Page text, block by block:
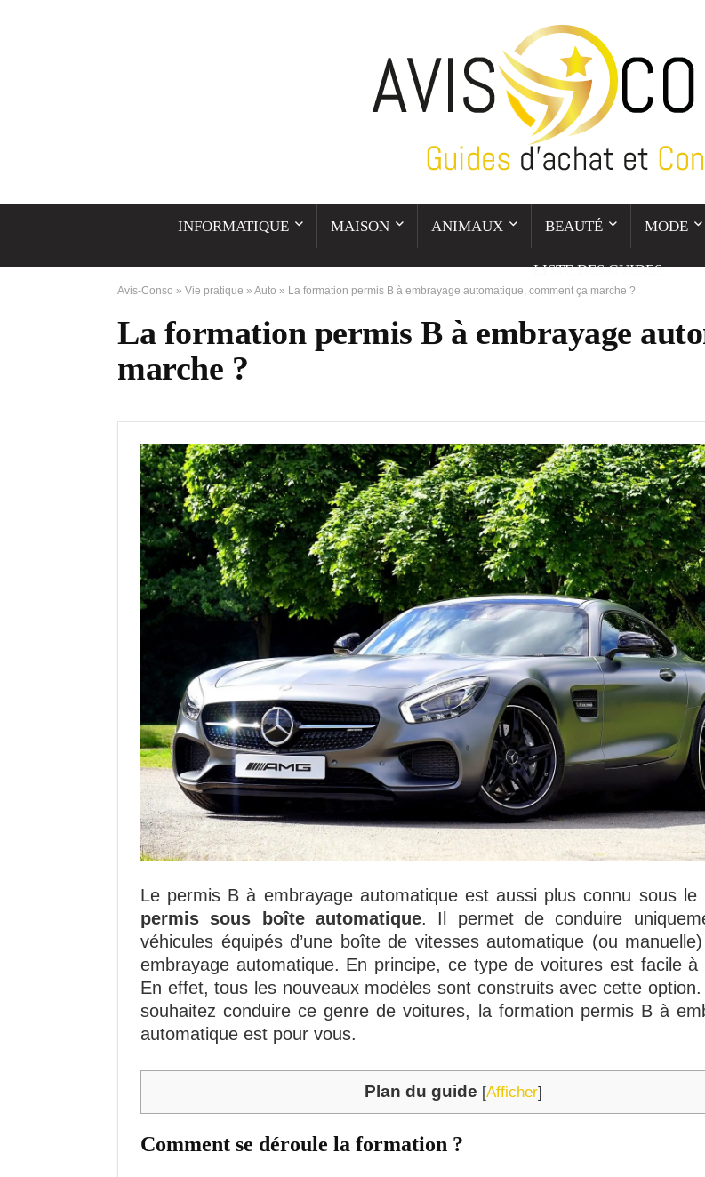
INFORMATIQUE MAISON ANIMAUX BEAUTÉ MODE
LISTE DES GUIDES
Avis-Conso » Vie pratique » Auto » La formation permis B à embrayage automatique, comment ça marche ?
La formation permis B à embrayage
marche ?
Le permis B à embrayage automatique est aussi plus connu sous le
permis sous boîte automatique. Il permet de conduire
véhicules équipés d’une boîte de vitesses automatique (ou manuelle)
embrayage automatique. En principe, ce type de voitures est facile à
En effet, tous les nouveaux modèles sont construits avec cette
souhaitez conduire ce genre de voitures, la formation permis B à
automatique est pour vous.
Plan du guide [Afficher]
Comment se déroule la formation ?